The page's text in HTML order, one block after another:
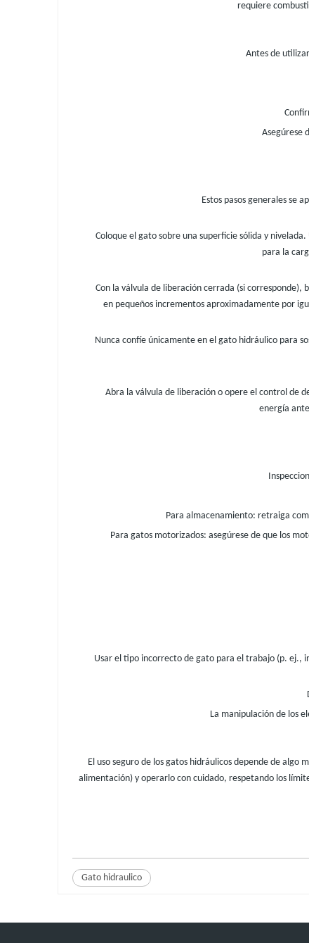
requiere
Antes de
Asegúrese
Estos pasos generales se
Coloque el gato sobre una superficie sólida y
para la
Con la válvula de liberación cerrada (si
en pequeños incrementos aproximadamente por
Nunca confíe únicamente en el gato hidráulico para
Abra la válvula de liberación o opere el control de
energía
Para almacenamiento: retraiga
Para gatos motorizados: asegúrese de que los
Usar el tipo incorrecto de gato para el trabajo (p. ej.,
La manipulación de los
El uso seguro de los gatos hidráulicos depende de
alimentación) y operarlo con cuidado, respetando los
Gato hidraulico